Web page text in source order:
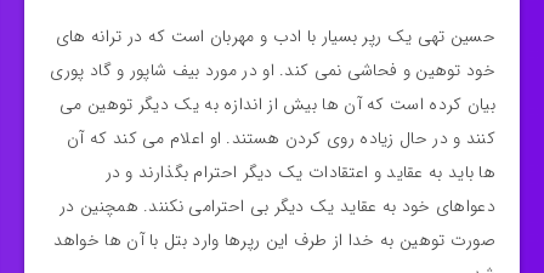
حسین تهی یک رپر بسیار با ادب و مهربان است که در ترانه های
خود توهین و فحاشی نمی کند. او در مورد بیف شاپور و گاد پوری
بیان کرده است که آن ها بیش از اندازه به یک دیگر توهین می
کنند و در حال زیاده روی کردن هستند. او اعلام می کند که آن
ها باید به عقاید و اعتقادات یک دیگر احترام بگذارند و در
دعواهای خود به عقاید یک دیگر بی احترامی نکنند. همچنین در
صورت توهین به خدا از طرف این رپرها وارد بتل با آن ها خواهد